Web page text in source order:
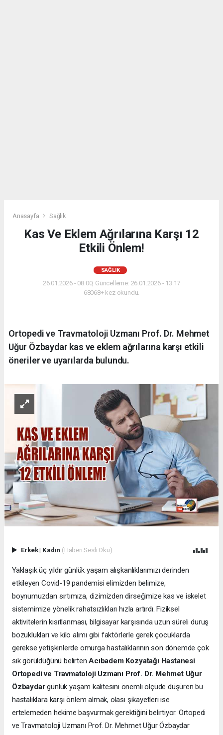
Anasayfa Sağlık
Kas Ve Eklem Ağrılarına Karşı 12
Etkili Önlem!
SAĞLIK
26.01.2026 - 08:00, Güncelleme: 26.01.2026 - 13:17
68068+ kez okundu.
Ortopedi ve Travmatoloji Uzmanı Prof. Dr. Mehmet
Uğur Özbaydar kas ve eklem ağrılarına karşı etkili
öneriler ve uyarılarda bulundu.
Erkek| Kadın (Haberi Sesli Oku)
Yaklaşık üç yıldır günlük yaşam alışkanlıklarımızı derinden
etkileyen Covid-19 pandemisi elimizden belimize,
boynumuzdan sırtımıza, dizimizden dirseğimize kas ve iskelet
sistemimize yönelik rahatsızlıkları hızla artırdı. Fiziksel
aktivitelerin kısıtlanması, bilgisayar karşısında uzun süreli duruş
bozuklukları ve kilo alımı gibi faktörlerle gerek çocuklarda
gerekse yetişkinlerde omurga hastalıklarının son dönemde çok
sık görüldüğünü belirtenAcıbadem Kozyatağı Hastanesi
Ortopedi ve Travmatoloji Uzmanı Prof. Dr. Mehmet Uğur
Özbaydargünlük yaşam kalitesini önemli ölçüde düşüren bu
hastalıklara karşı önlem almak, olası şikayetleri ise
ertelemeden hekime başvurmak gerektiğini belirtiyor. Ortopedi
ve Travmatoloji Uzmanı Prof. Dr. Mehmet Uğur Özbaydar